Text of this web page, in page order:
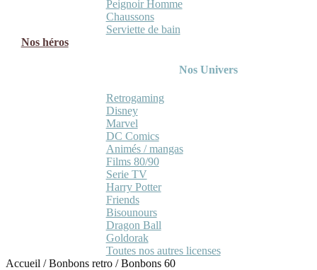
Peignoir Homme
Chaussons
Serviette de bain
Nos héros
Nos Univers
Retrogaming
Disney
Marvel
DC Comics
Animés / mangas
Films 80/90
Serie TV
Harry Potter
Friends
Bisounours
Dragon Ball
Goldorak
Toutes nos autres licenses
Accueil /Bonbons retro /Bonbons 60